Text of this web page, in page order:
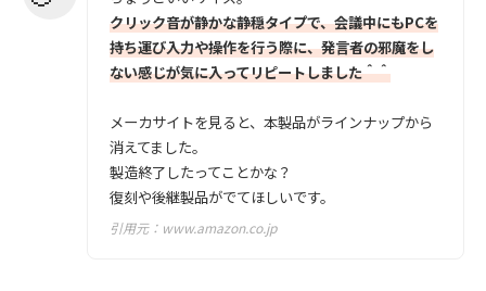
クリック音が静かな静穏タイプで、会議中にもPCを
持ち運び入力や操作を行う際に、発言者の邪魔をし
ない感じが気に入ってリピートしました＾＾
メーカサイトを見ると、本製品がラインナップから
消えてました。
製造終了したってことかな？
復刻や後継製品がでてほしいです。
引用元： www.amazon.co.jp